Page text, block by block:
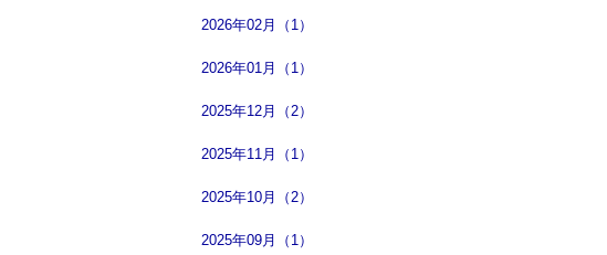
2026年02月（1）
2026年01月（1）
2025年12月（2）
2025年11月（1）
2025年10月（2）
2025年09月（1）